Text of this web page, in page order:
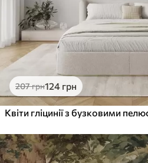
207грн124 грн